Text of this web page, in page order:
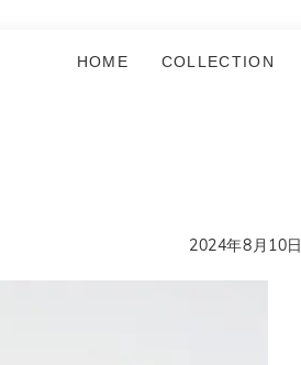
HOME COLLECTION
2024年8月10日